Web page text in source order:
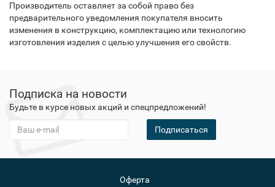
Производитель оставляет за собой право без
предварительного уведомления покупателя вносить
изменения в конструкцию, комплектацию или технологию
изготовления изделия с целью улучшения его свойств.
Подписка на новости
Будьте в курсе новых акций и спецпредложений!
Подписаться
Оферта